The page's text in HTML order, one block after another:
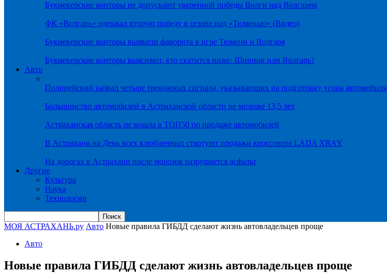
Букмекерские конторы не допускают уверенной победы Волги над Волгарем
ФК «Волгарь» одержал вторую победу в сезоне над «Тюменью» (Видео)
Букмекерские конторы выявили фаворита в игре Тюмени и Волгаря
Букмекерские конторы выясняют, кто скатится ниже: Шинник или Волгарь?
Авто
Полицейский назвал четыре тревожных сигнала, указывающих на подготовку угона автомобиля
Большинство автомобилей в Астраханской области не моложе 13,5 лет
Астраханская область не вошла в ТОП50 по продаже автомобилей
В Астрахани на День всех влюбленных стартуют продажи кроссовера LADA XRAY
На дорогах в Астрахани после морозов разрушается асфальт
Другие
Культура
Наука
Технологии
МОЯ АСТРАХАНЬ.ру Авто Новые правила ГИБДД сделают жизнь автовладельцев проще
Авто
Новые правила ГИБДД сделают жизнь автовладельцев проще